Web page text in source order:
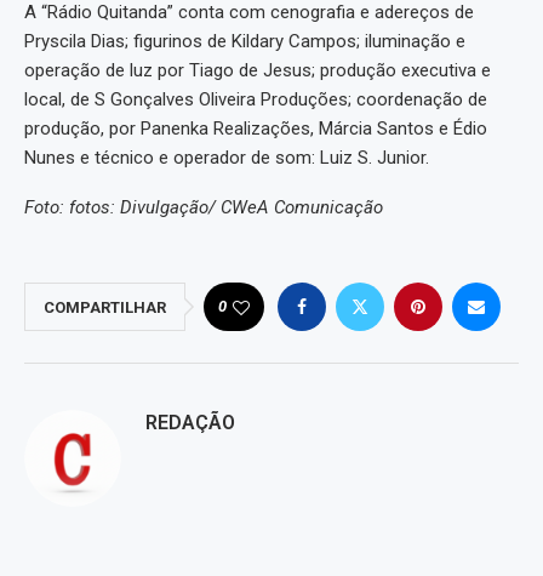
A “Rádio Quitanda” conta com cenografia e adereços de
Pryscila Dias; figurinos de Kildary Campos; iluminação e
operação de luz por Tiago de Jesus; produção executiva e
local, de S Gonçalves Oliveira Produções; coordenação de
produção, por Panenka Realizações, Márcia Santos e Édio
Nunes e técnico e operador de som: Luiz S. Junior.
Foto: fotos: Divulgação/ CWeA Comunicação
COMPARTILHAR 0
REDAÇÃO